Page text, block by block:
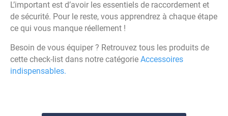
L’important est d’avoir les essentiels de raccordement et
de sécurité. Pour le reste, vous apprendrez à chaque étape
ce qui vous manque réellement !
Besoin de vous équiper ? Retrouvez tous les produits de
cette check-list dans notre catégorie Accessoires
indispensables.